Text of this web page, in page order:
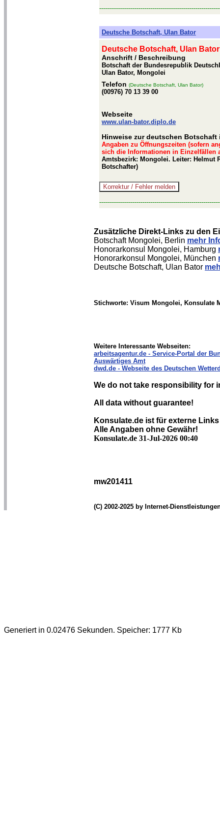
Deutsche Botschaft, Ulan Bator
Deutsche Botschaft, Ulan Bator
Anschrift / Beschreibung
Botschaft der Bundesrepublik
Ulan Bator, Mongolei
Telefon (Deutsche Botschaft, Ulan Bator)
(00976) 70 13 39 00
Webseite
www.ulan-bator.diplo.de
Hinweise zur deutschen Botschaft
Angaben zu Öffnungszeiten (sofern
sich die Informationen in Einzelfällen
Amtsbezirk: Mongolei. Leiter: Helmut
Botschafter)
Zusätzliche Direkt-Links zu den
Botschaft Mongolei, Berlin mehr
Honorarkonsul Mongolei, Hamburg
Honorarkonsul Mongolei, München
Deutsche Botschaft, Ulan Bator
Stichworte: Visum Mongolei, Konsulate
Weitere Interessante Webseiten:
arbeitsagentur.de - Service-Portal der
Auswärtiges Amt
dwd.de - Webseite des Deutschen
We do not take responsibility for
All data without guarantee!
Konsulate.de ist für externe
Alle Angaben ohne Gewähr!
Konsulate.de 31-Jul-2026 00:40
mw201411
(C) 2002-2025 by Internet-
Generiert in 0.02476 Sekunden. Speicher: 1777 Kb